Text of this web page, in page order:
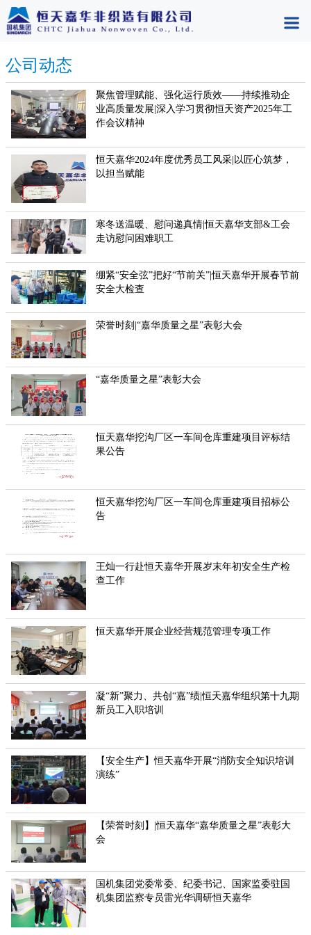
公司动态
聚焦管理赋能、强化运行质效——持续推动企
业高质量发展|深入学习贯彻恒天资产2025年工
作会议精神
恒天嘉华2024年度优秀员工风采|以匠心筑梦，
以担当赋能
寒冬送温暖、慰问递真情|恒天嘉华支部&工会
走访慰问困难职工
绷紧“安全弦”把好“节前关”|恒天嘉华开展春节前
安全大检查
荣誉时刻|“嘉华质量之星”表彰大会
“嘉华质量之星”表彰大会
恒天嘉华挖沟厂区一车间仓库重建项目评标结
果公告
恒天嘉华挖沟厂区一车间仓库重建项目招标公
告
王灿一行赴恒天嘉华开展岁末年初安全生产检
查工作
恒天嘉华开展企业经营规范管理专项工作
凝“新”聚力、共创“嘉”绩|恒天嘉华组织第十九期
新员工入职培训
【安全生产】恒天嘉华开展“消防安全知识培训
演练”
【荣誉时刻】|恒天嘉华“嘉华质量之星”表彰大
会
国机集团党委常委、纪委书记、国家监委驻国
机集团监察专员雷光华调研恒天嘉华